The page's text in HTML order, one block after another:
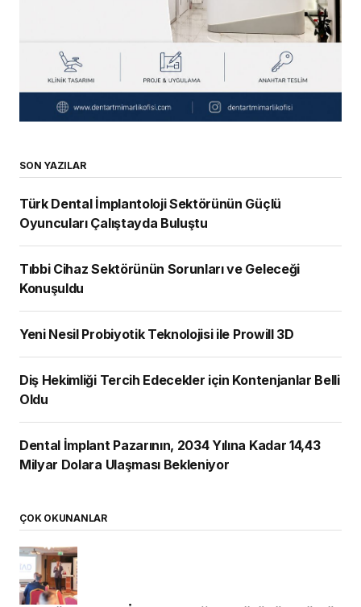
SON YAZILAR
Türk Dental İmplantoloji Sektörünün Güçlü
Oyuncuları Çalıştayda Buluştu
Tıbbi Cihaz Sektörünün Sorunları ve Geleceği
Konuşuldu
Yeni Nesil Probiyotik Teknolojisi ile Prowill 3D
Diş Hekimliği Tercih Edecekler için Kontenjanlar Belli
Oldu
Dental İmplant Pazarının, 2034 Yılına Kadar 14,43
Milyar Dolara Ulaşması Bekleniyor
ÇOK OKUNANLAR